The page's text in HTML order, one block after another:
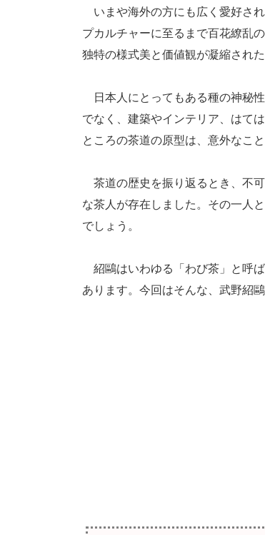
いまや海外の方にも広く愛好さ
プカルチャーに至るまで百花繚乱
独特の様式美と価値観が凝縮され
日本人にとってもある種の神秘
でなく、建築やインテリア、はて
ところの茶道の原型は、意外なこ
茶道の歴史を振り返るとき、不
な茶人が存在しました。その一人
でしょう。
紹鷗はいわゆる「わび茶」と呼
あります。今回はそんな、武野紹